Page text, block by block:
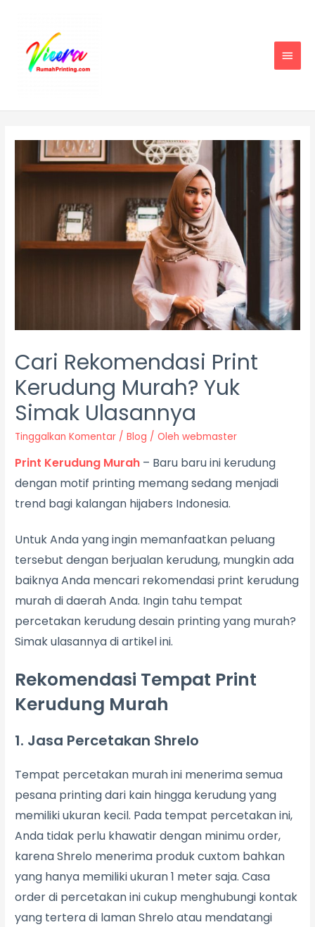
Cari Rekomendasi Print
Kerudung Murah? Yuk
Simak Ulasannya
Tinggalkan Komentar /Blog / Oleh webmaster
Print Kerudung Murah – Baru baru ini kerudung
dengan motif printing memang sedang menjadi
trend bagi kalangan hijabers Indonesia.
Untuk Anda yang ingin memanfaatkan peluang
tersebut dengan berjualan kerudung, mungkin ada
baiknya Anda mencari rekomendasi print kerudung
murah di daerah Anda. Ingin tahu tempat
percetakan kerudung desain printing yang murah?
Simak ulasannya di artikel ini.
Rekomendasi Tempat Print
Kerudung Murah
1. Jasa Percetakan Shrelo
Tempat percetakan murah ini menerima semua
pesana printing dari kain hingga kerudung yang
memiliki ukuran kecil. Pada tempat percetakan ini,
Anda tidak perlu khawatir dengan minimu order,
karena Shrelo menerima produk cuxtom bahkan
yang hanya memiliki ukuran 1 meter saja. Casa
order di percetakan ini cukup menghubungi kontak
yang tertera di laman Shrelo atau mendatangi